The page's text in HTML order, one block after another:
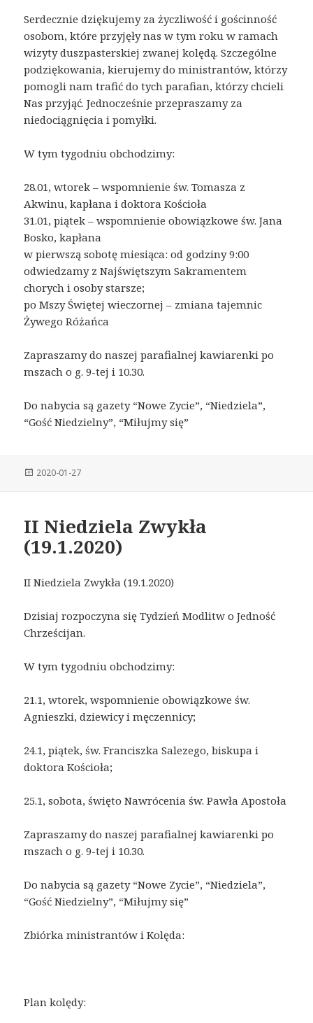
Serdecznie dziękujemy za życzliwość i gościnność
osobom, które przyjęły nas w tym roku w ramach
wizyty duszpasterskiej zwanej kolędą. Szczególne
podziękowania, kierujemy do ministrantów, którzy
pomogli nam trafić do tych parafian, którzy chcieli
Nas przyjąć. Jednocześnie przepraszamy za
niedociągnięcia i pomyłki.
W tym tygodniu obchodzimy:
28.01, wtorek – wspomnienie św. Tomasza z
Akwinu, kapłana i doktora Kościoła
31.01, piątek – wspomnienie obowiązkowe św. Jana
Bosko, kapłana
w pierwszą sobotę miesiąca: od godziny 9:00
odwiedzamy z Najświętszym Sakramentem
chorych i osoby starsze;
po Mszy Świętej wieczornej – zmiana tajemnic
Żywego Różańca
Zapraszamy do naszej parafialnej kawiarenki po
mszach o g. 9-tej i 10.30.
Do nabycia są gazety “Nowe Zycie”, “Niedziela”,
“Gość Niedzielny”, “Miłujmy się”
Posted
2020-01-27
II Niedziela Zwykła
(19.1.2020)
II Niedziela Zwykła (19.1.2020)
Dzisiaj rozpoczyna się Tydzień Modlitw o Jedność
Chrześcijan.
W tym tygodniu obchodzimy:
21.1, wtorek, wspomnienie obowiązkowe św.
Agnieszki, dziewicy i męczennicy;
24.1, piątek, św. Franciszka Salezego, biskupa i
doktora Kościoła;
25.1, sobota, święto Nawrócenia św. Pawła Apostoła
Zapraszamy do naszej parafialnej kawiarenki po
mszach o g. 9-tej i 10.30.
Do nabycia są gazety “Nowe Zycie”, “Niedziela”,
“Gość Niedzielny”, “Miłujmy się”
Zbiórka ministrantów i Kolęda:
Plan kolędy: